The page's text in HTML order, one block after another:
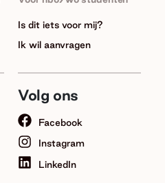
Is dit iets voor mij?
Ik wil aanvragen
Volg ons
Facebook
Instagram
LinkedIn